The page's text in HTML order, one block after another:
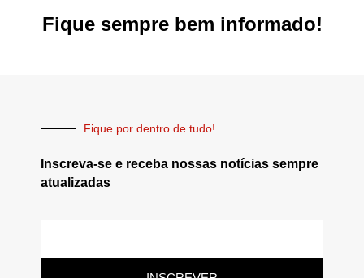
Fique sempre bem informado!
Fique por dentro de tudo!
Inscreva-se e receba nossas notícias sempre
atualizadas